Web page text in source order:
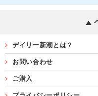
デイリー新潮とは？
お問い合わせ
ご購入